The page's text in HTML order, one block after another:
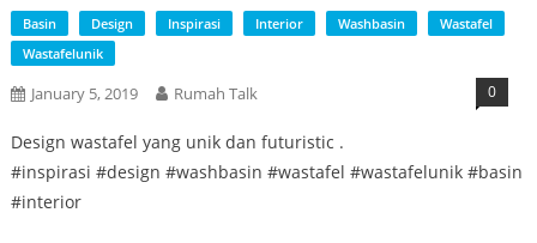
Basin Design Inspirasi Interior Washbasin
Wastafel
Wastafelunik
January 5, 2019 Rumah Talk 0
Design wastafel yang unik dan futuristic .
#inspirasi #design #washbasin #wastafel #wastafelunik #basin
#interior